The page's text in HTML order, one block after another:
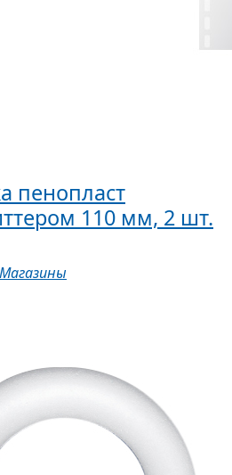
пенопласт
110 мм, 2 шт.
Магазины